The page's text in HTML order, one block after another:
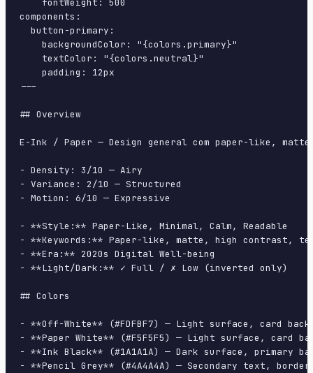
    fontWeight: 500
components:
  button-primary:
    backgroundColor: "{colors.primary}"
    textColor: "{colors.neutral}"
    padding: 12px
---
## Overview
E-Ink / Paper — Design general com paper-like,
- Density: 3/10 — Airy
- Variance: 2/10 — Structured
- Motion: 6/10 — Expressive
- **Style:** Paper-Like, Minimal, Calm, Readable
- **Keywords:** Paper-like, matte, high contrast,
- **Era:** 2020s Digital Well-being
- **Light/Dark:** ✓ Full / ✗ Low (inverted only)
## Colors
- **Off-White** (#FDFBF7) — Light surface, card
- **Paper White** (#F5F5F5) — Light surface, card
- **Ink Black** (#1A1A1A) — Dark surface, primary
- **Pencil Grey** (#4A4A4A) — Secondary text,